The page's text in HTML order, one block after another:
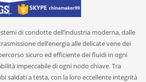
di condotte dell’industria moderna, dalle
dell’energia alle delicate vene dei
sicuro ed efficiente dei fluidi in ogni
impeccabile di ogni nodo chiave. Tra
saldati a testa, con la loro eccellente integrità